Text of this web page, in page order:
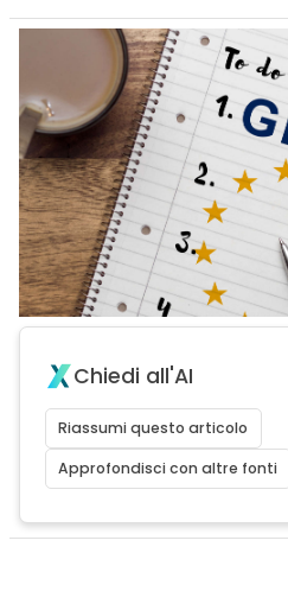
Chiedi all'AI
Riassumi questo articolo
Approfondisci con altre fonti